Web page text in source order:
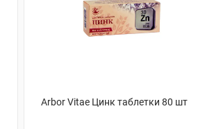
Arbor Vitae Цинк таблетки 80 шт